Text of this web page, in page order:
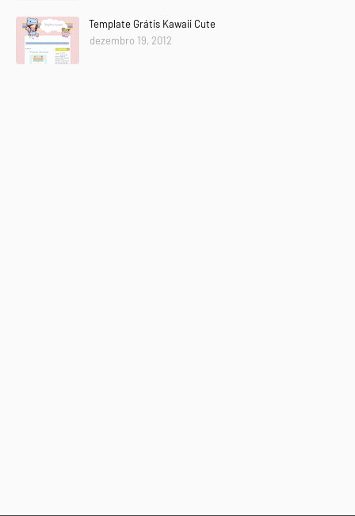
Template Grátis Kawaii Cute
dezembro 19, 2012